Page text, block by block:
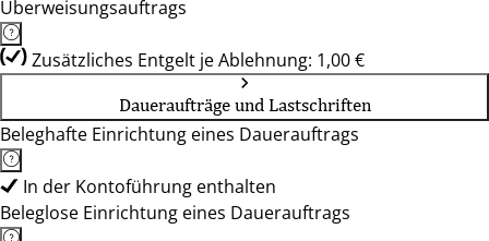
Überweisungsauftrags
Zusätzliches Entgelt je Ablehnung: 1,00 €
Daueraufträge und Lastschriften
Beleghafte Einrichtung eines Dauerauftrags
In der Kontoführung enthalten
Beleglose Einrichtung eines Dauerauftrags